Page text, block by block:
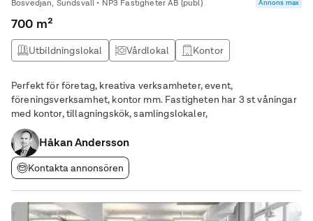
Bosvedjan, Sundsvall • NP3 Fastigheter AB (publ) Annons max
700 m²
Utbildningslokal Vårdlokal
Kontor
Perfekt för företag, kreativa verksamheter, event,
föreningsverksamhet, kontor mm. Fastigheten har 3 st våningar
med kontor, tillagningskök, samlingslokaler,
Håkan Andersson
Kontakta annonsören